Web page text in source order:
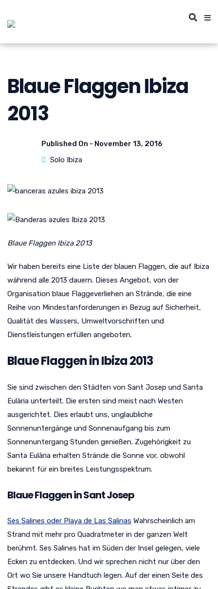
Blaue Flaggen Ibiza
2013
Published On - November 13, 2016
Solo Ibiza
Blaue Flaggen Ibiza 2013
Wir haben bereits eine Liste der blauen Flaggen, die auf Ibiza
während alle 2013 dauern. Dieses Angebot, von der
Organisation blaue Flaggeverliehen an Strände, die eine
Reihe von Mindestanforderungen in Bezug auf Sicherheit,
Qualität des Wassers, Umweltvorschriften und
Dienstleistungen erfüllen angeboten.
Blaue Flaggen in Ibiza 2013
Sie sind zwischen den Städten von Sant Josep und Santa
Eulària unterteilt. Die ersten sind meist nach Westen
ausgerichtet. Dies erlaubt uns, unglaubliche
Sonnenuntergänge und Sonnenaufgang bis zum
Sonnenuntergang Stunden genießen. Zugehörigkeit zu
Santa Eulària erhalten Strände die Sonne vor, obwohl
bekannt für ein breites Leistungsspektrum.
Blaue Flaggen in Sant Josep
Ses Salines oder Playa de Las Salinas Wahrscheinlich am
Strand mit mehr pro Quadratmeter in der ganzen Welt
berühmt. Ses Salines hat im Süden der Insel gelegen, viele
Ecken zu entdecken. Und wir sprechen nicht nur über den
Ort wo Sie unsere Handtuch legen. Auf der einen Seite des